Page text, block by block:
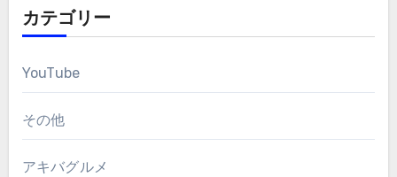
カテゴリー
YouTube
その他
アキバグルメ